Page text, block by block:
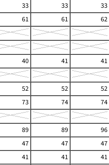
33 33
33
61 61
62
40 41
41
52 52
52
73 74
74
89 89
96
47 47
47
41 41
41